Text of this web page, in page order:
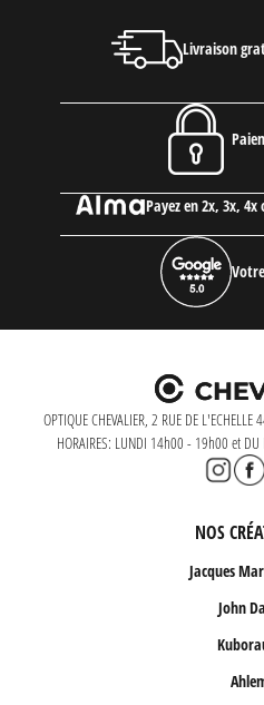
Livraison
Payez en 2x, 3x,
OPTIQUE CHEVALIER, 2 RUE DE
HORAIRES: LUNDI 14h00 - 19h00 et
NOS
Jacques
John